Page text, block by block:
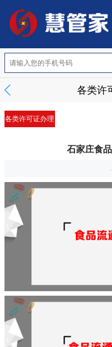
各类许
各类许可证办理
石家庄食